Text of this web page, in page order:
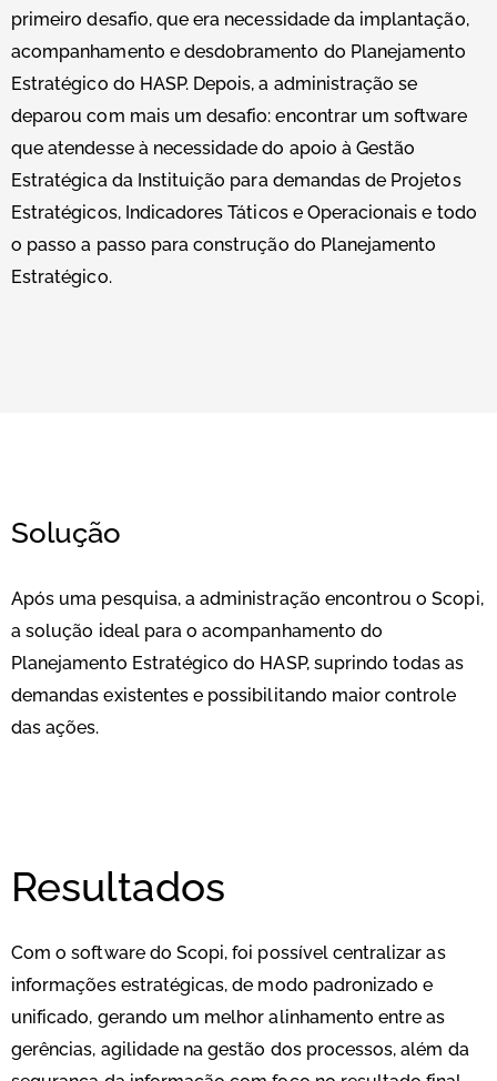
primeiro desafio, que era necessidade da implantação,
acompanhamento e desdobramento do Planejamento
Estratégico do HASP. Depois, a administração se
deparou com mais um desafio: encontrar um software
que atendesse à necessidade do apoio à Gestão
Estratégica da Instituição para demandas de Projetos
Estratégicos, Indicadores Táticos e Operacionais e todo
o passo a passo para construção do Planejamento
Estratégico.
Solução
Após uma pesquisa, a administração encontrou o Scopi,
a solução ideal para o acompanhamento do
Planejamento Estratégico do HASP, suprindo todas as
demandas existentes e possibilitando maior controle
das ações.
Resultados
Com o software do Scopi, foi possível centralizar as
informações estratégicas, de modo padronizado e
unificado, gerando um melhor alinhamento entre as
gerências, agilidade na gestão dos processos, além da